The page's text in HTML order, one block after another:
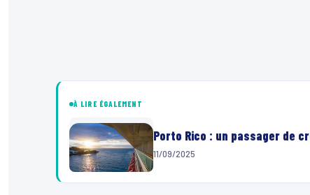
À LIRE ÉGALEMENT
Porto Rico : un passager de
11/09/2025